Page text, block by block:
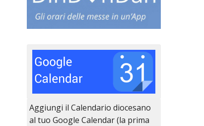
Aggiungi il Calendario diocesano
al tuo Google Calendar (la prima